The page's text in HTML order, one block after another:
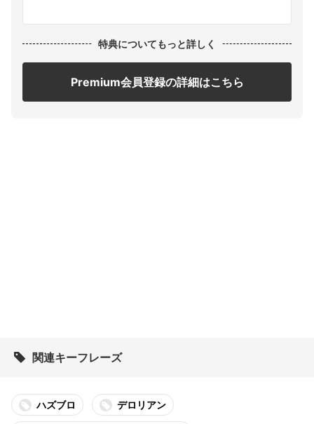
特典についてもっと詳しく
Premium会員登録の詳細はこちら
関連キーフレーズ
ハズブロ デロリアン